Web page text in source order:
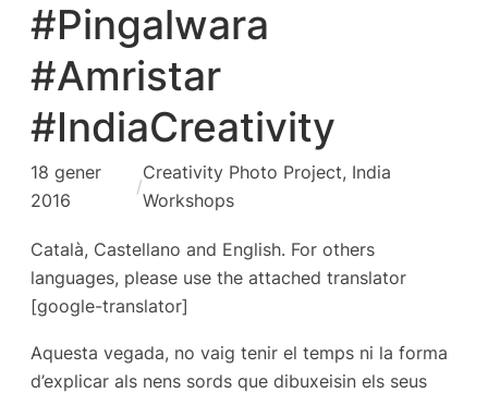
#Pingalwara
#Amristar
#IndiaCreativity
18 gener
2016
/
Creativity Photo Project, India
Workshops
Català, Castellano and English. For others
languages, please use the attached translator
[google-translator]
Aquesta vegada, no vaig tenir el temps ni la forma
d’explicar als nens sords que dibuxeisin els seus